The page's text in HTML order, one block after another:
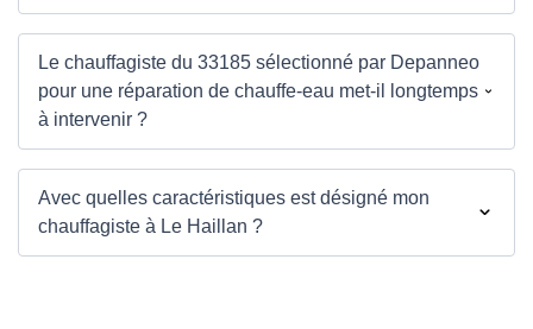
Le chauffagiste du 33185 sélectionné par Depanneo
pour une réparation de chauffe-eau met-il longtemps
à intervenir ?
Avec quelles caractéristiques est désigné mon
chauffagiste à Le Haillan ?